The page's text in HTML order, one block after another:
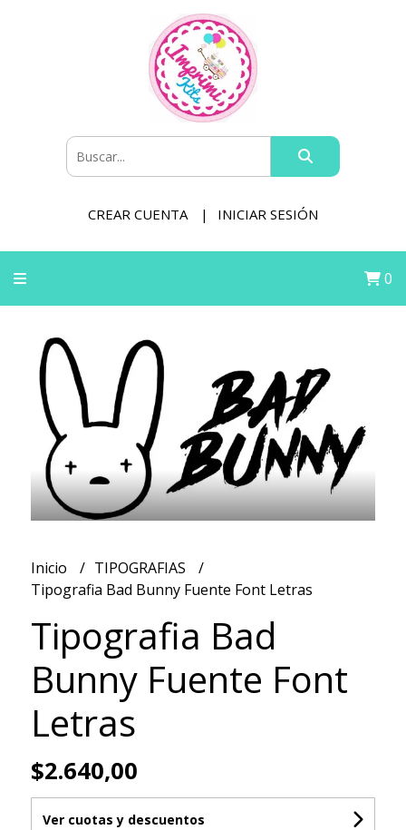
CREAR CUENTA INICIAR SESIÓN
0
Inicio
TIPOGRAFIAS
Tipografia Bad Bunny Fuente Font Letras
Tipografia Bad
Bunny Fuente Font
Letras
$2.640,00
Ver cuotas y descuentos